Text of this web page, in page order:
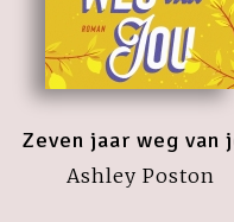
Zeven jaar weg van
Ashley Poston